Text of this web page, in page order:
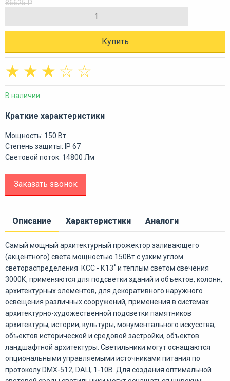
86625 Р
Купить
☆
☆
☆
☆
☆
В наличии
Краткие характеристики
Мощность: 150 Вт
Степень защиты: IP 67
Световой поток: 14800 Лм
Заказать звонок
Описание Характеристики Аналоги
Самый мощный архитектурный прожектор заливающего
(акцентного) света мощностью 150Вт с узким углом
светораспределения КСС - К13˚ и тёплым светом свечения
3000К, применяются для подсветки зданий и объектов, колонн,
архитектурных элементов, для декоративного наружного
освещения различных сооружений, применения в системах
архитектурно-художественной подсветки памятников
архитектуры, истории, культуры, монументального искусства,
объектов исторической и средовой застройки, объектов
ландшафтной архитектуры. Светильники могут оснащаются
опциональными управляемыми источниками питания по
протоколу DMX-512, DALI, 1-10В. Для создания оптимальной